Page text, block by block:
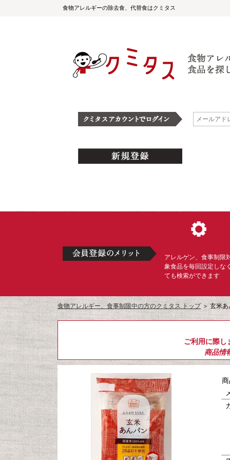
食物アレルギーの除去食、代替食はクミタス
アレルゲン、食事制限
象食品を毎回設定しな
ても検索ができます
食物アレルギー、食事制限中の方のクミタス トップ＞玄米あ
ご利用に際し
商品情